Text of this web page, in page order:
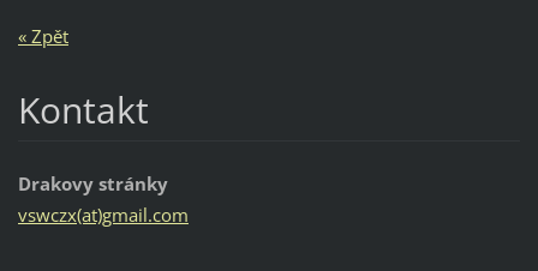
« Zpět
Kontakt
Drakovy stránky
vswczx(at)gmail.com